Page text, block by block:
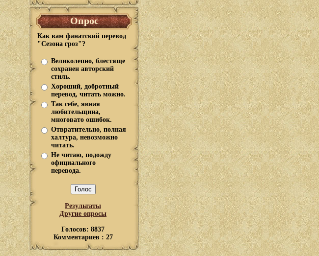
Опрос
Как вам фанатский перевод
"Сезона гроз"?
Великолепно, блестяще
сохранен авторский
стиль.
Хороший, добротный
перевод, читать можно.
Так себе, явная
любительщина,
многовато ошибок.
Отвратительно, полная
халтура, невозможно
читать.
Не читаю, подожду
официального
перевода.
Результаты
Другие опросы
Голосов: 8837
Комментариев : 27